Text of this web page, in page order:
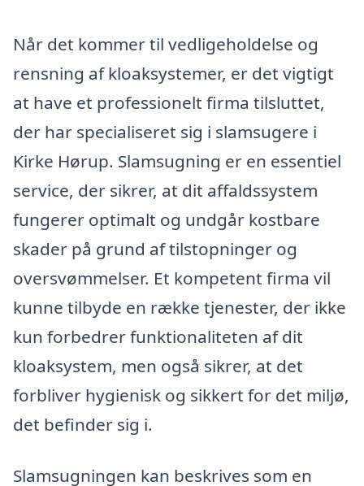
Når det kommer til vedligeholdelse og
rensning af kloaksystemer, er det vigtigt
at have et professionelt firma tilsluttet,
der har specialiseret sig i slamsugere i
Kirke Hørup. Slamsugning er en essentiel
service, der sikrer, at dit affaldssystem
fungerer optimalt og undgår kostbare
skader på grund af tilstopninger og
oversvømmelser. Et kompetent firma vil
kunne tilbyde en række tjenester, der ikke
kun forbedrer funktionaliteten af dit
kloaksystem, men også sikrer, at det
forbliver hygienisk og sikkert for det miljø,
det befinder sig i.
Slamsugningen kan beskrives som en